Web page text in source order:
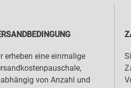
erheben eine einmalige
von Anzahl und